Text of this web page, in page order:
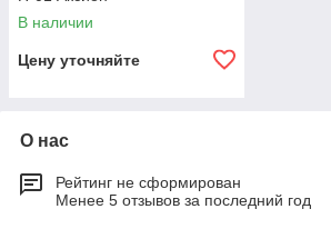
В наличии
Цену уточняйте
О нас
Рейтинг не сформирован
Менее 5 отзывов за последний год